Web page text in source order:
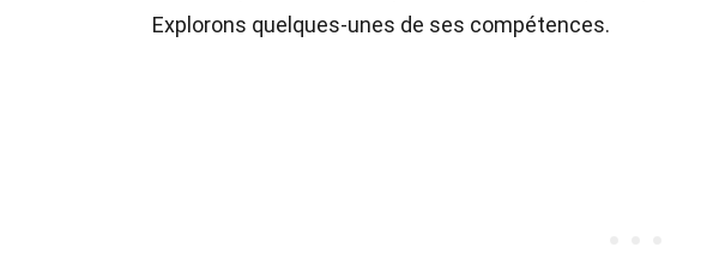
Explorons quelques-unes de ses compétences.